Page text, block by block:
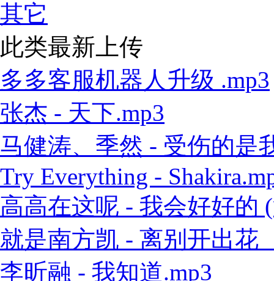
其它
此类最新上传
多多客服机器人升级 .mp3
张杰 - 天下.mp3
马健涛、季然 - 受伤的是
Try Everything -
高高在这呢 - 我会好好的
就是南方凯 - 离别开出花
李昕融 - 我知道.mp3